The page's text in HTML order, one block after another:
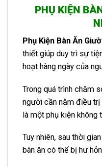
PHỤ KIỆN
Phụ Kiện Bàn Ăn
thiết giúp duy trì sự
hoạt hàng ngày của
Trong quá trình chăm
người cần nằm điều trị
là một phụ kiện không
Tuy nhiên, sau thời
bàn ăn có thể bị hư